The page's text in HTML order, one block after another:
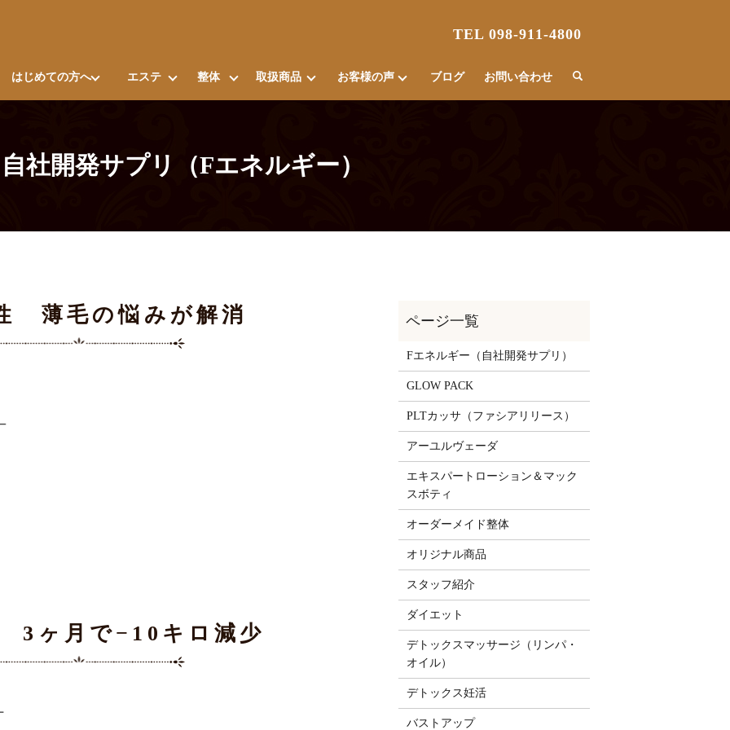
はじめての方へ エステ 整体 取扱商品 お客様の声 ブログ お問い合わせ
TEL 098-911-4800
自社開発サプリ（Fエネルギー）
薄毛の悩みが解消
3ヶ月で−10キロ減少
Fエネルギー（自社開発サプリ）
GLOW PACK
PLTカッサ（ファシアリリース）
アーユルヴェーダ
エキスパートローション＆マック
スボティ
オーダーメイド整体
オリジナル商品
スタッフ紹介
ダイエット
デトックスマッサージ（リンパ・
オイル）
デトックス妊活
バストアップ